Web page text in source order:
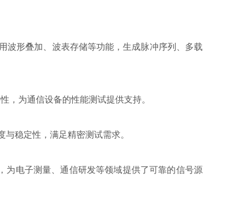
形叠加、波表存储等功能，生成脉冲序列、多载
为通信设备的性能测试提供支持。
稳定性，满足精密测试需求。
电子测量、通信研发等领域提供了可靠的信号源